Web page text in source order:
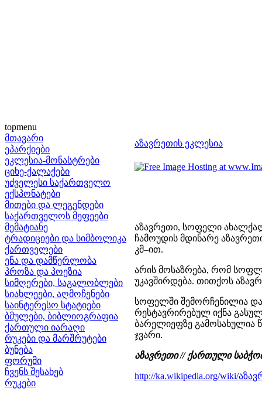
topmenu
მთავარი
ეპარქიები
ეკლესია-მონასტრები
ციხე-ქალაქები
უძველესი საქართველო
ექსპონატები
მითები და ლეგენდები
საქართველოს მეფეები
მემატიანე
ტრადიციები და სიმბოლიკა
ქართველები
ენა და დამწერლობა
პროზა და პოეზია
სიმღერები, საგალობლები
სიახლეები, აღმოჩენები
საინტერესო სტატიები
ბმულები, ბიბლიოგრაფია
ქართული იარაღი
რუკები და მარშრუტები
ბუნება
ფორუმი
ჩვენს შესახებ
რუკები
აზავრეთის ეკლესია
აზავრეთი, სოფელი
ჩამოუდის მდინარე
კმ–ით.
არის მოსაზრება, რომ
უკავშირდება. თითქოს
სოფელში შემორჩენილია
რესტავრირებულ იქნა
ბარელიეფზე გამოსახულია
ჯვარი.
აზავრეთი // ქართული
http://ka.wikipedia.org/wiki/